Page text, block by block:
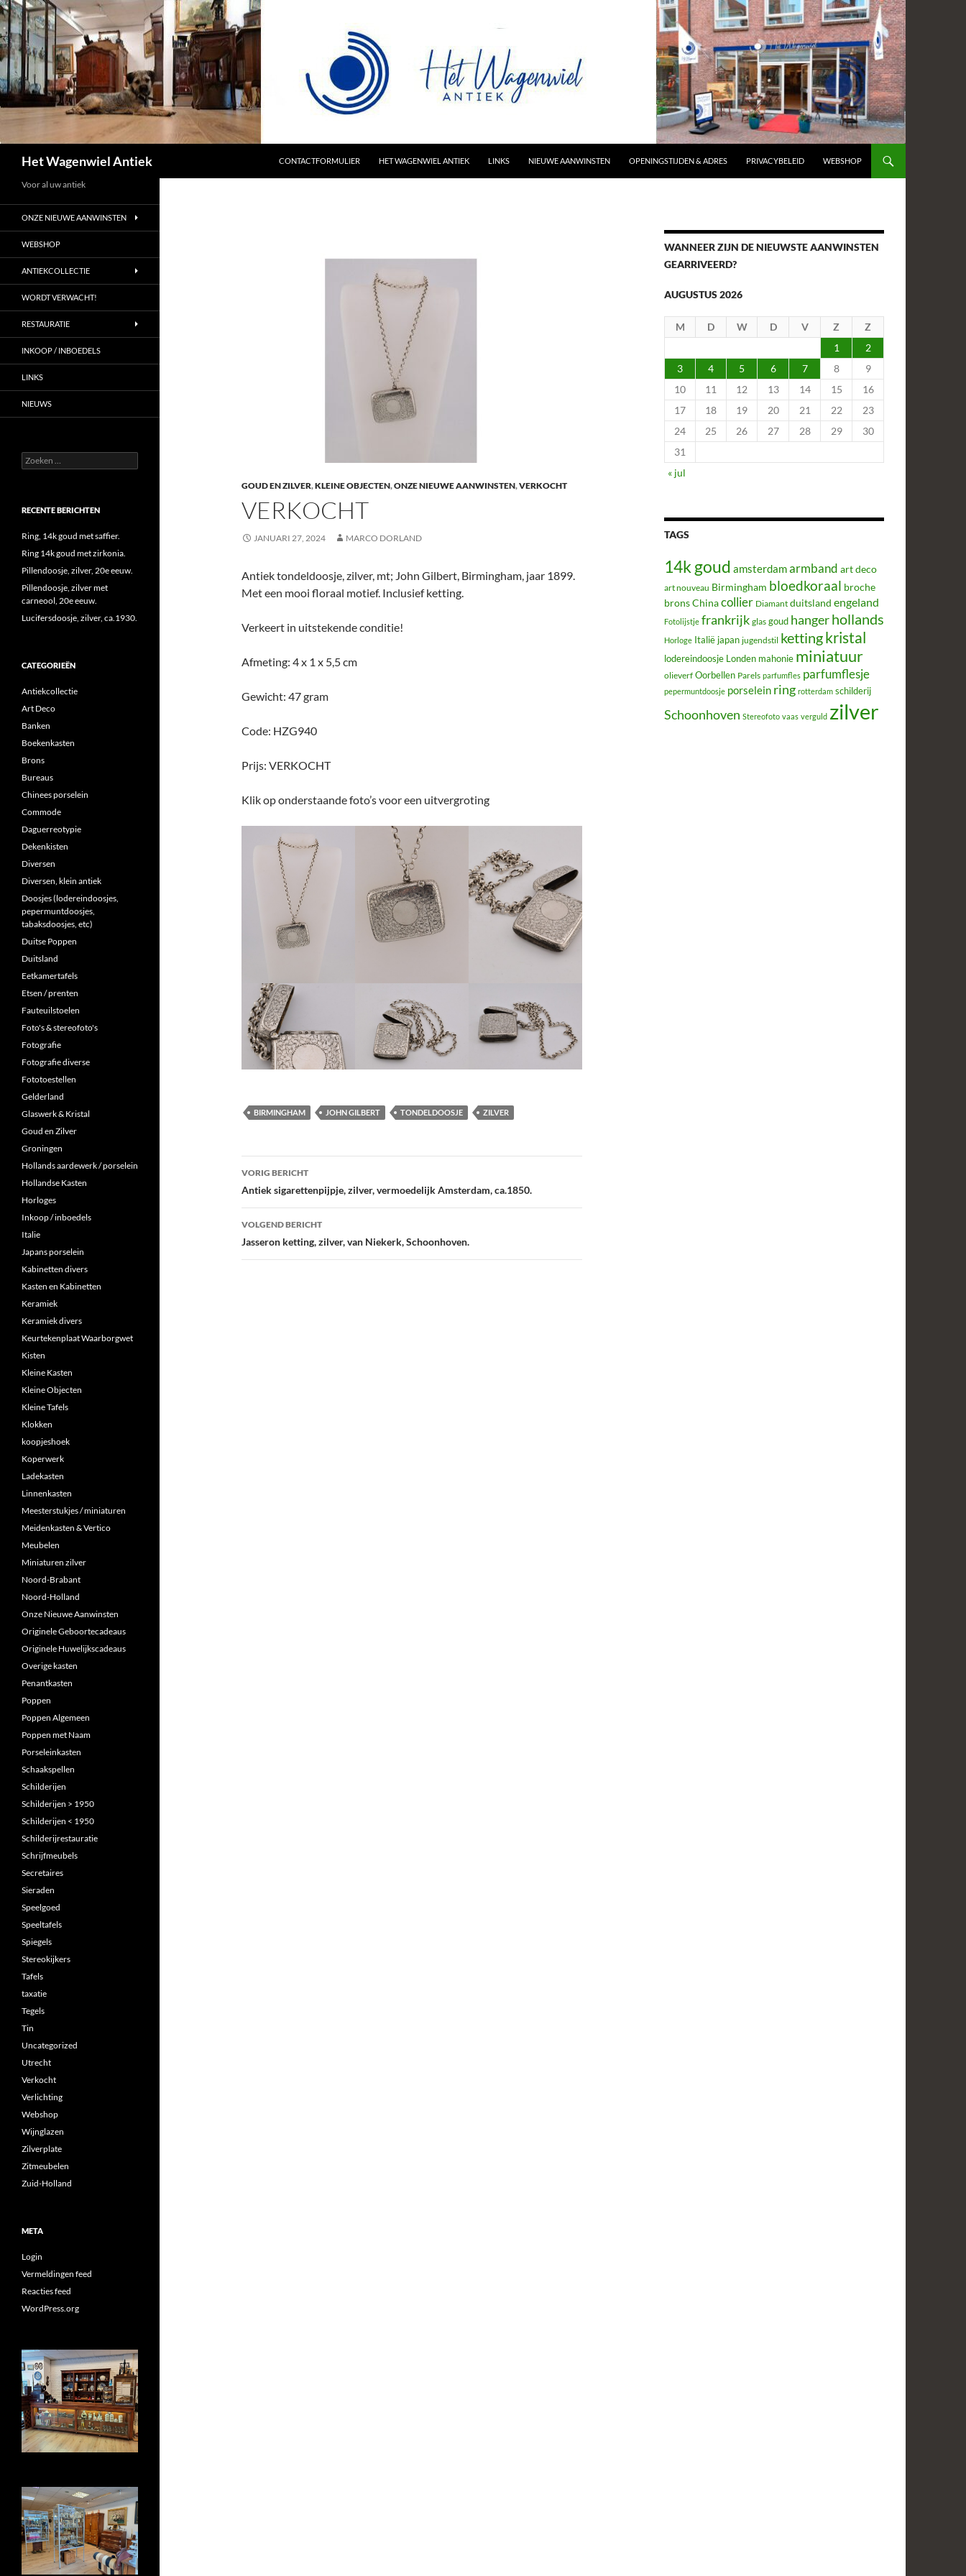
Het Wagenwiel Antiek
CONTACTFORMULIER
HET WAGENWIEL ANTIEK LINKS NIEUWE AANWINSTEN OPENINGSTIJDEN & ADRES PRIVACYBELEID WEBSHOP
GOUD EN ZILVER,KLEINE OBJECTEN,ONZE NIEUWE AANWINSTEN,VERKOCHT
VERKOCHT
JANUARI 27, 2024 MARCO DORLAND
Antiek tondeldoosje, zilver, mt; John Gilbert, Birmingham, jaar 1899.
Met een mooi floraal motief. Inclusief ketting.
Verkeert in uitstekende conditie!
Afmeting: 4 x 1 x 5,5 cm
Gewicht: 47 gram
Code: HZG940
Prijs: VERKOCHT
Klik op onderstaande foto’s voor een uitvergroting
BIRMINGHAM JOHN GILBERT TONDELDOOSJE ZILVER
Berichtnavigatie
VORIG BERICHT
Antiek sigarettenpijpje, zilver, vermoedelijk Amsterdam, ca.1850.
VOLGEND BERICHT
Jasseron ketting, zilver, van Niekerk, Schoonhoven.
WANNEER ZIJN DE NIEUWSTE AANWINSTEN
GEARRIVEERD?
AUGUSTUS 2026
M D W D V Z
Z
1
2
3
4 5 6 7 8
9
10
11 12 13 14 15
16
17
18 19 20 21 22
23
24
25 26 27 28 29
30
31
« jul
TAGS
14k goud amsterdamarmband art deco
art nouveau Birmingham bloedkoraal broche
bronsChinacollier Diamant duitsland engeland
Fotolijstje frankrijk glas goud hangerhollands
Horloge Italië japan jugendstil kettingkristal
lodereindoosje Londen mahonie miniatuur
olieverf Oorbellen Parels parfumfles parfumflesje
pepermuntdoosje porselein ring rotterdam schilderij
Schoonhoven Stereofoto vaas verguld zilver
Voor al uw antiek
ONZE NIEUWE AANWINSTEN
WEBSHOP
ANTIEKCOLLECTIE
WORDT VERWACHT!
RESTAURATIE
INKOOP / INBOEDELS
LINKS
NIEUWS
Zoeken
naar:
RECENTE BERICHTEN
Ring, 14k goud met saffier.
Ring 14k goud met zirkonia.
Pillendoosje, zilver, 20e eeuw.
Pillendoosje, zilver met
carneool, 20e eeuw.
Lucifersdoosje, zilver, ca.1930.
CATEGORIEËN
Antiekcollectie
Art Deco
Banken
Boekenkasten
Brons
Bureaus
Chinees porselein
Commode
Daguerreotypie
Dekenkisten
Diversen
Diversen, klein antiek
Doosjes (lodereindoosjes,
pepermuntdoosjes,
tabaksdoosjes, etc)
Duitse Poppen
Duitsland
Eetkamertafels
Etsen / prenten
Fauteuilstoelen
Foto's & stereofoto's
Fotografie
Fotografie diverse
Fototoestellen
Gelderland
Glaswerk & Kristal
Goud en Zilver
Groningen
Hollands aardewerk / porselein
Hollandse Kasten
Horloges
Inkoop / inboedels
Italie
Japans porselein
Kabinetten divers
Kasten en Kabinetten
Keramiek
Keramiek divers
Keurtekenplaat Waarborgwet
Kisten
Kleine Kasten
Kleine Objecten
Kleine Tafels
Klokken
koopjeshoek
Koperwerk
Ladekasten
Linnenkasten
Meesterstukjes / miniaturen
Meidenkasten & Vertico
Meubelen
Miniaturen zilver
Noord-Brabant
Noord-Holland
Onze Nieuwe Aanwinsten
Originele Geboortecadeaus
Originele Huwelijkscadeaus
Overige kasten
Penantkasten
Poppen
Poppen Algemeen
Poppen met Naam
Porseleinkasten
Schaakspellen
Schilderijen
Schilderijen > 1950
Schilderijen < 1950
Schilderijrestauratie
Schrijfmeubels
Secretaires
Sieraden
Speelgoed
Speeltafels
Spiegels
Stereokijkers
Tafels
taxatie
Tegels
Tin
Uncategorized
Utrecht
Verkocht
Verlichting
Webshop
Wijnglazen
Zilverplate
Zitmeubelen
Zuid-Holland
META
Login
Vermeldingen feed
Reacties feed
WordPress.org